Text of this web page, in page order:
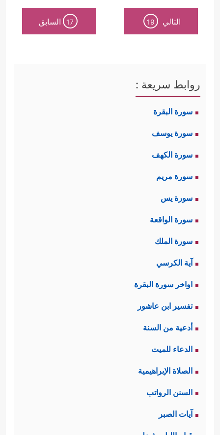
التالي 19
17 السابق
روابط سريعة :
سورة البقرة
سورة يوسف
سورة الكهف
سورة مريم
سورة يس
سورة الواقعة
سورة الملك
آية الكرسي
اواخر سورة البقرة
تفسير ابن عاشور
أدعية من السنة
الدعاء للميت
الصلاة الإبراهيمية
السنن الرواتب
آيات الصبر